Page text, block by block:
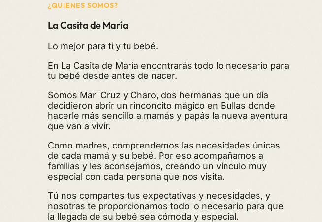
¿QUIENES SOMOS?
La Casita de María
Lo mejor para ti y tu bebé.
En La Casita de María encontrarás todo lo necesario para
tu bebé desde antes de nacer.
Somos Mari Cruz y Charo, dos hermanas que un día
decidieron abrir un rinconcito mágico en Bullas donde
hacerle más sencillo a mamás y papás la nueva aventura
que van a vivir.
Como madres, comprendemos las necesidades únicas
de cada mamá y su bebé. Por eso acompañamos a
familias y les aconsejamos, creando un vínculo muy
especial con cada persona que nos visita.
Tú nos compartes tus expectativas y necesidades, y
nosotras te proporcionamos todo lo necesario para que
la llegada de su bebé sea cómoda y especial.